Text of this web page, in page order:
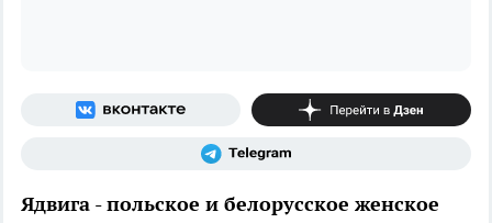
Ядвига - польское и белорусское женское